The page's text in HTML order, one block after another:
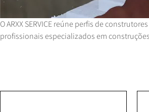
O ARXX SERVICE reúne perfis de
profissionais especializados em